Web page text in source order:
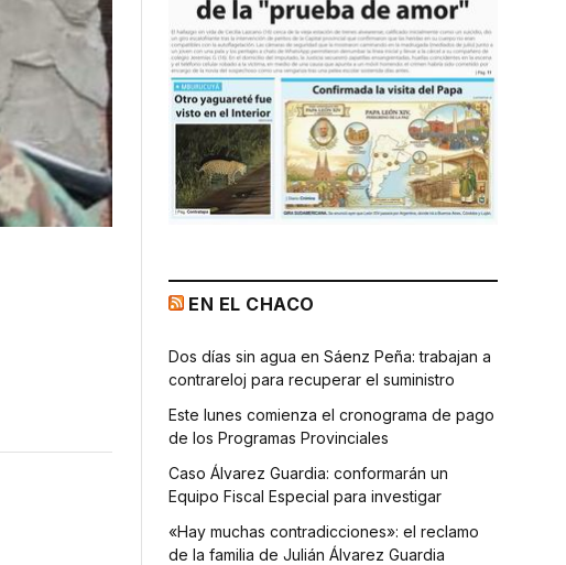
EN EL CHACO
Dos días sin agua en Sáenz Peña: trabajan a
contrareloj para recuperar el suministro
Este lunes comienza el cronograma de pago
de los Programas Provinciales
Caso Álvarez Guardia: conformarán un
Equipo Fiscal Especial para investigar
«Hay muchas contradicciones»: el reclamo
de la familia de Julián Álvarez Guardia